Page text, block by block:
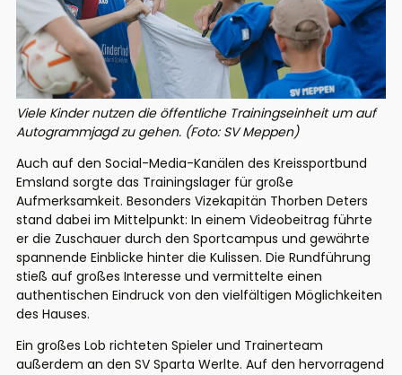
Viele Kinder nutzen die öffentliche Trainingseinheit um auf
Autogrammjagd zu gehen. (Foto: SV Meppen)
Auch auf den Social-Media-Kanälen des Kreissportbund
Emsland sorgte das Trainingslager für große
Aufmerksamkeit. Besonders Vizekapitän Thorben Deters
stand dabei im Mittelpunkt: In einem Videobeitrag führte
er die Zuschauer durch den Sportcampus und gewährte
spannende Einblicke hinter die Kulissen. Die Rundführung
stieß auf großes Interesse und vermittelte einen
authentischen Eindruck von den vielfältigen Möglichkeiten
des Hauses.
Ein großes Lob richteten Spieler und Trainerteam
außerdem an den SV Sparta Werlte. Auf den hervorragend